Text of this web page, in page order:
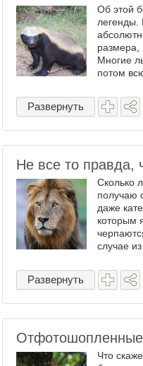
Об этой
легенды.
размера,
Многие
потом
шрамами
Развернуть
Не все то правда,
Сколько
получаю
даже
которым
случае
счастью,
Развернуть
Отфотошопленные
Что